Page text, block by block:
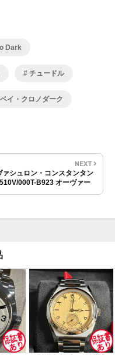
Dark
チュードル
イ・クロノダーク
NEXT
ァシュロン・コンスタンタン
000T-B923 オーヴァー